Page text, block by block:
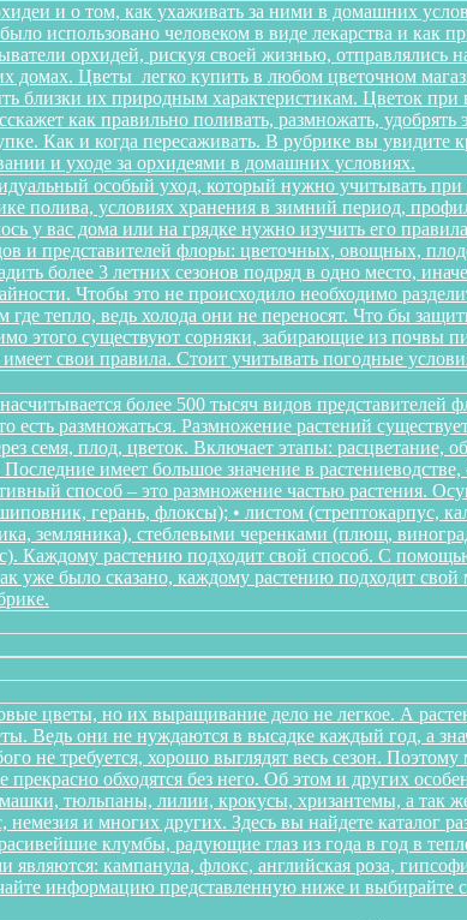
и о том, как ухаживать за ними в домашних
было использовано человеком в виде лекарства и
орхидей, рискуя своей жизнью,
Цветы легко купить в любом цветочном
близки их природным характеристикам. Цветок
как правильно поливать, размножать,
Как и когда пересаживать. В рубрике вы увидите
и уходе за орхидеями в домашних условиях.
особый уход, который нужно учитывать
полива, условиях хранения в зимний период,
у вас дома или на грядке нужно изучить его
и представителей флоры: цветочных, овощных,
более 3 летних сезонов подряд в одно место,
Чтобы это не происходило необходимо
тепло, ведь холода они не переносят. Что бы
этого существуют сорняки, забирающие из почвы
имеет свои правила. Стоит учитывать погодные
более 500 тысяч видов
есть размножаться. Размножение растений
семя, плод, цветок. Включает этапы: расцветание,
имеет большое значение в
способ – это размножение частью растения.
герань, флоксы); • листом (стрептокарпус,
земляника), стеблевыми черенками (плющ,
Каждому растению подходит свой способ. С
уже было сказано, каждому растению подходит
цветы, но их выращивание дело не легкое. А
Ведь они не нуждаются в высадке каждый год, а
не требуется, хорошо выглядят весь сезон.
обходятся без него. Об этом и других
тюльпаны, лилии, крокусы, хризантемы, а так
немезия и многих других. Здесь вы найдете
клумбы, радующие глаз из года в год в
кампанула, флокс, английская роза,
информацию представленную ниже и